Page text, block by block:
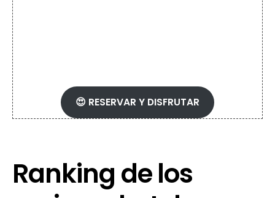
😍 RESERVAR Y DISFRUTAR
Ranking de los